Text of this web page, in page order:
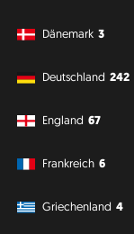
Dänemark 3
Deutschland 242
England 67
Frankreich 6
Griechenland 4